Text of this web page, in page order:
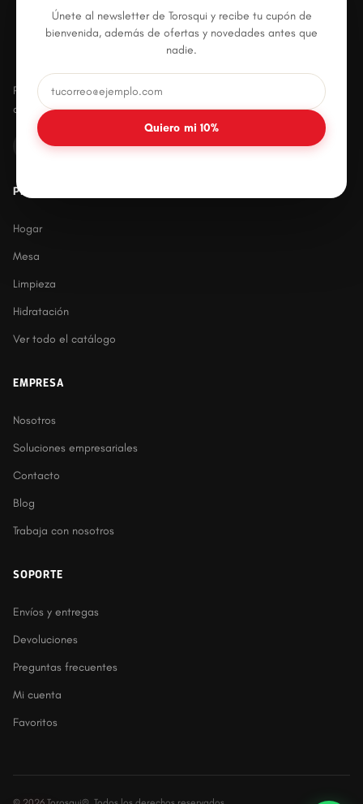
Únete al newsletter de Torosqui y recibe tu cupón de
bienvenida, además de ofertas y novedades antes que
nadie.
Quiero mi 10%
Productos plásticos innovadores, prácticos y
duraderos para el hogar mexicano.
PRODUCTOS
Hogar
Mesa
Limpieza
Hidratación
Ver todo el catálogo
EMPRESA
Nosotros
Soluciones empresariales
Contacto
Blog
Trabaja con nosotros
SOPORTE
Envíos y entregas
Devoluciones
Preguntas frecuentes
Mi cuenta
Favoritos